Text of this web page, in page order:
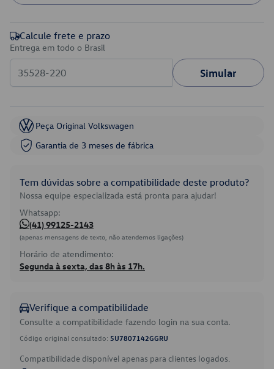
Calcule frete e prazo
Entrega em todo o Brasil
Simular
Peça Original Volkswagen
Garantia de 3 meses de fábrica
Tem dúvidas sobre a compatibilidade deste produto?
Nossa equipe especializada está pronta para ajudar!
Whatsapp:
(41) 99125-2143
(apenas mensagens de texto, não atendemos ligações)
Horário de atendimento:
Segunda à sexta, das 8h às 17h.
Verifique a compatibilidade
Consulte a compatibilidade fazendo login na sua conta.
Código original consultado: 5U7807142GGRU
Compatibilidade disponível apenas para clientes logados.